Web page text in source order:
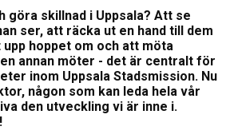
göra skillnad i Uppsala? Att se
ser, att räcka ut en hand till dem
hoppet om och att möta
annan möter - det är centralt för
inom Uppsala Stadsmission. Nu
någon som kan leda hela vår
den utveckling vi är inne i.